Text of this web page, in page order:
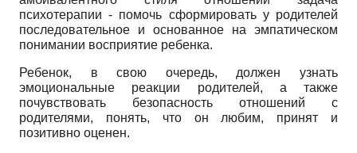
психотерапии - помочь сформировать у родителей
последовательное и основанное на эмпатическом
понимании восприятие ребенка.
Ребенок, в свою очередь, должен узнать
эмоциональные реакции родителей, а также
почувствовать безопасность отношений с
родителями, понять, что он любим, принят и
позитивно оценен.